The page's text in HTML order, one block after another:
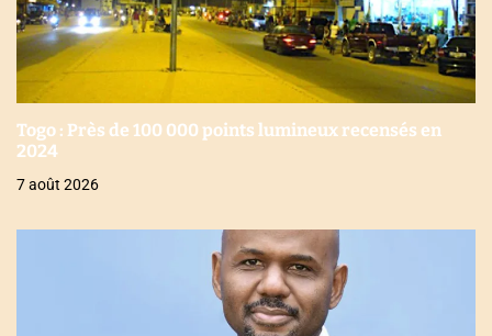
Togo : Près de 100 000 points lumineux recensés en
2024
7 août 2026